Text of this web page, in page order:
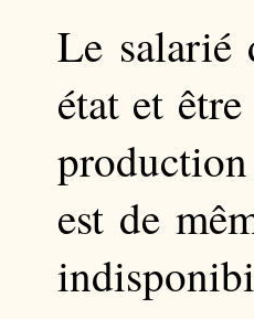
Le salarié
état et
est de